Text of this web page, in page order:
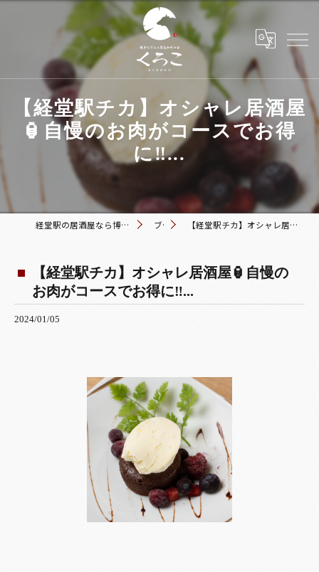
【経堂駅チカ】オシャレ居酒屋
🏮自慢のお肉がコースでお得
に‼️...
経堂駅の居酒屋なら博多おでんと黒毛和牛の店 くろこ ブログ 【経堂駅チカ】オシャレ居酒屋🏮自慢のお肉がコースでお得に‼️...
【経堂駅チカ】オシャレ居酒屋🏮自慢の
お肉がコースでお得に‼️...
2024/01/05